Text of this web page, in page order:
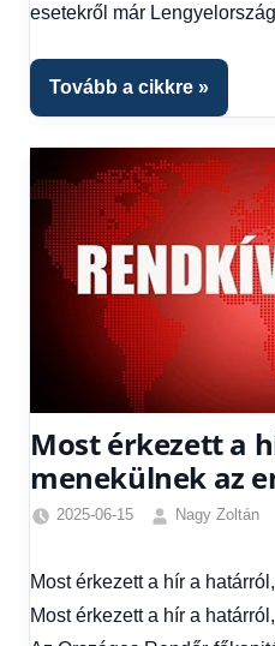
esetekről már
Tovább a cikkre
Most érkezett a
menekülnek az
2025-06-15
Nagy Zoltán
Most érkezett a hír a
Most érkezett a hír a